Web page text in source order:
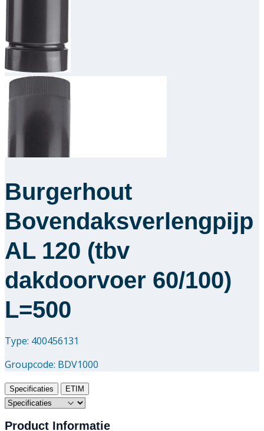
Burgerhout
Bovendaksverlengpijp
AL 120 (tbv
dakdoorvoer 60/100)
L=500
Type: 400456131
Groupcode: BDV1000
Specificaties ETIM
Product Informatie